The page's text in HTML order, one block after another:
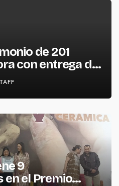
de 201
con entrega de
9
el Premio